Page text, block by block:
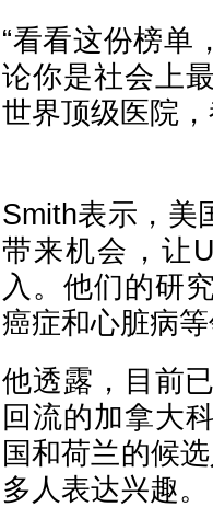
“看看这份榜
论你是社会上
世界顶级医院
Smith表示，美
带来机会，让
入。他们的研
癌症和心脏病等
他透露，目前
回流的加拿大
国和荷兰的候
多人表达兴趣。